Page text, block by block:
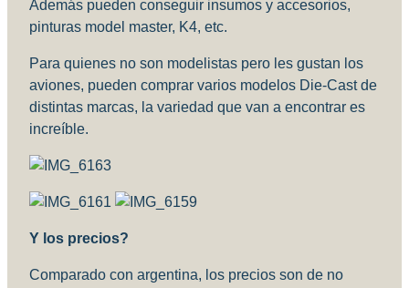
Además pueden conseguir insumos y accesorios,
pinturas model master, K4, etc.
Para quienes no son modelistas pero les gustan los
aviones, pueden comprar varios modelos Die-Cast de
distintas marcas, la variedad que van a encontrar es
increíble.
Y los precios?
Comparado con argentina, los precios son de no